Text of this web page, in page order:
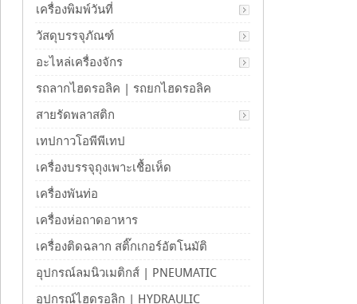
เครื่องพิมพ์วันที่
วัสดุบรรจุภัณฑ์
อะไหล่เครื่องจักร
รถลากไฮดรอลิค | รถยกไฮดรอลิค
สายรัดพลาสติก
เทปกาวโอพีพีเทป
เครื่องบรรจุถุงเพาะเชื้อเห็ด
เครื่องพันท่อ
เครื่องห่อถาดอาหาร
เครื่องติดฉลาก สติ๊กเกอร์อัตโนมัติ
อุปกรณ์ลมนิวเมติกส์ | PNEUMATIC
อุปกรณ์ไฮดรอลิก | HYDRAULIC